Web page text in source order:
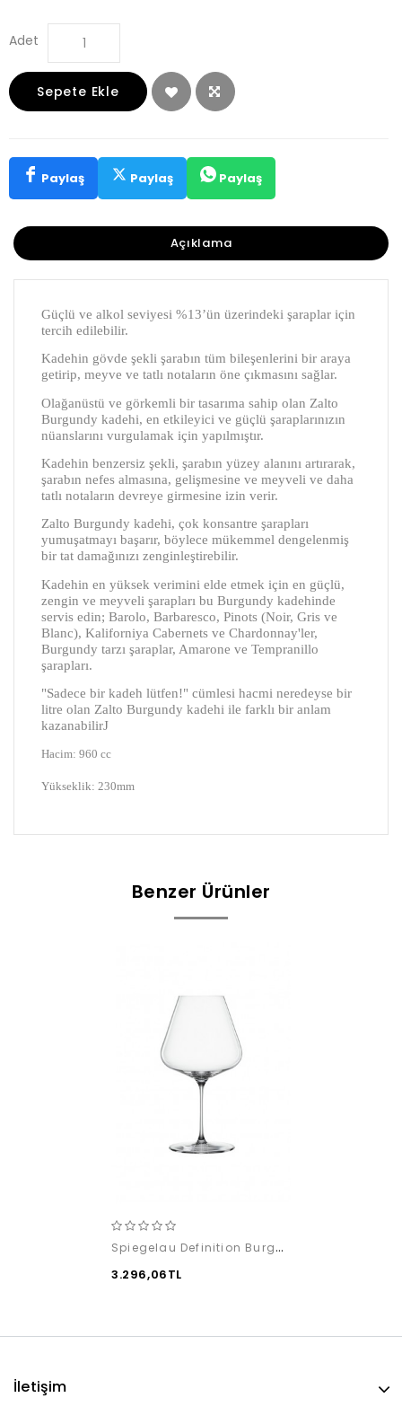
Adet
Sepete Ekle
Paylaş Paylaş Paylaş
Açıklama
Güçlü ve alkol seviyesi %13’ün üzerindeki şaraplar için
tercih edilebilir.
Kadehin gövde şekli şarabın tüm bileşenlerini bir araya
getirip, meyve ve tatlı notaların öne çıkmasını sağlar.
Olağanüstü ve görkemli bir tasarıma sahip olan Zalto
Burgundy kadehi, en etkileyici ve güçlü şaraplarınızın
nüanslarını vurgulamak için yapılmıştır.
Kadehin benzersiz şekli, şarabın yüzey alanını artırarak,
şarabın nefes almasına, gelişmesine ve meyveli ve daha
tatlı notaların devreye girmesine izin verir.
Zalto Burgundy kadehi, çok konsantre şarapları
yumuşatmayı başarır, böylece mükemmel dengelenmiş
bir tat damağınızı zenginleştirebilir.
Kadehin en yüksek verimini elde etmek için en güçlü,
zengin ve meyveli şarapları bu Burgundy kadehinde
servis edin; Barolo, Barbaresco, Pinots (Noir, Gris ve
Blanc), Kaliforniya Cabernets ve Chardonnay'ler,
Burgundy tarzı şaraplar, Amarone ve Tempranillo
şarapları.
"Sadece bir kadeh lütfen!" cümlesi hacmi neredeyse bir
litre olan Zalto Burgundy kadehi ile farklı bir anlam
kazanabilirJ
Hacim: 960 cc
Yükseklik: 230mm
Benzer Ürünler
Spiegelau Definition Burgundy (2 adet)
3.296,06TL
İletişim